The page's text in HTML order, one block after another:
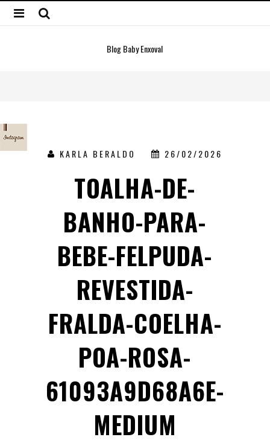
Blog Baby Enxoval
KARLA BERALDO 26/02/2026
TOALHA-DE-
BANHO-PARA-
BEBE-FELPUDA-
REVESTIDA-
FRALDA-COELHA-
POA-ROSA-
61093A9D68A6E-
MEDIUM